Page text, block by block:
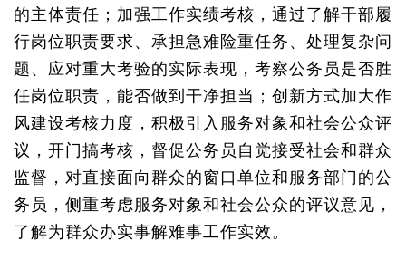
的主体责任；加强工作实绩考核，通过了解干部履
行岗位职责要求、承担急难险重任务、处理复杂问
题、应对重大考验的实际表现，考察公务员是否胜
任岗位职责，能否做到干净担当；创新方式加大作
风建设考核力度，积极引入服务对象和社会公众评
议，开门搞考核，督促公务员自觉接受社会和群众
监督，对直接面向群众的窗口单位和服务部门的公
务员，侧重考虑服务对象和社会公众的评议意见，
了解为群众办实事解难事工作实效。